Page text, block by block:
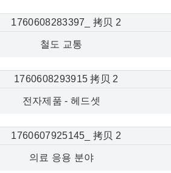
철도 교통
전자제품 - 헤드셋
의료 응용 분야